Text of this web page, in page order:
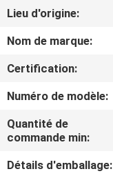
AU
SUJET
DE
VISITE
Lieu d'origine:
Nom de marque:
Certification:
Numéro de modèle:
Quantité de
commande min:
Détails d'emballage: